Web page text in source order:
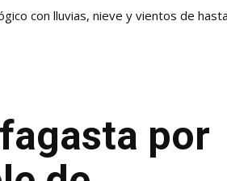
con lluvias, nieve y vientos de
por